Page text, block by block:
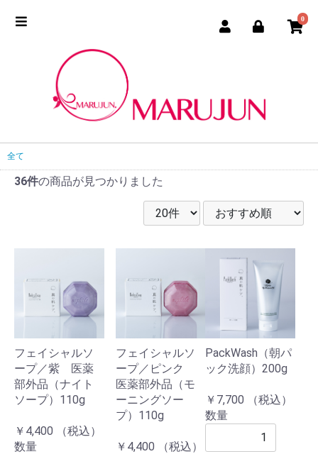
0
全て
36件の商品が見つかりました
フェイシャルソ
ープ／紫 医薬
部外品（ナイト
ソープ）110g
￥4,400 （税込）
数量
フェイシャルソ
ープ／ピンク
医薬部外品（モ
ーニングソー
プ）110g
￥4,400 （税込）
PackWash（朝パ
ック洗顔）200g
￥7,700 （税込）
数量